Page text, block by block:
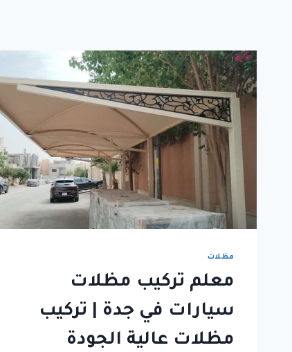
مظلات
معلم تركيب مظلات
سيارات في جدة | تركيب
مظلات عالية الجودة